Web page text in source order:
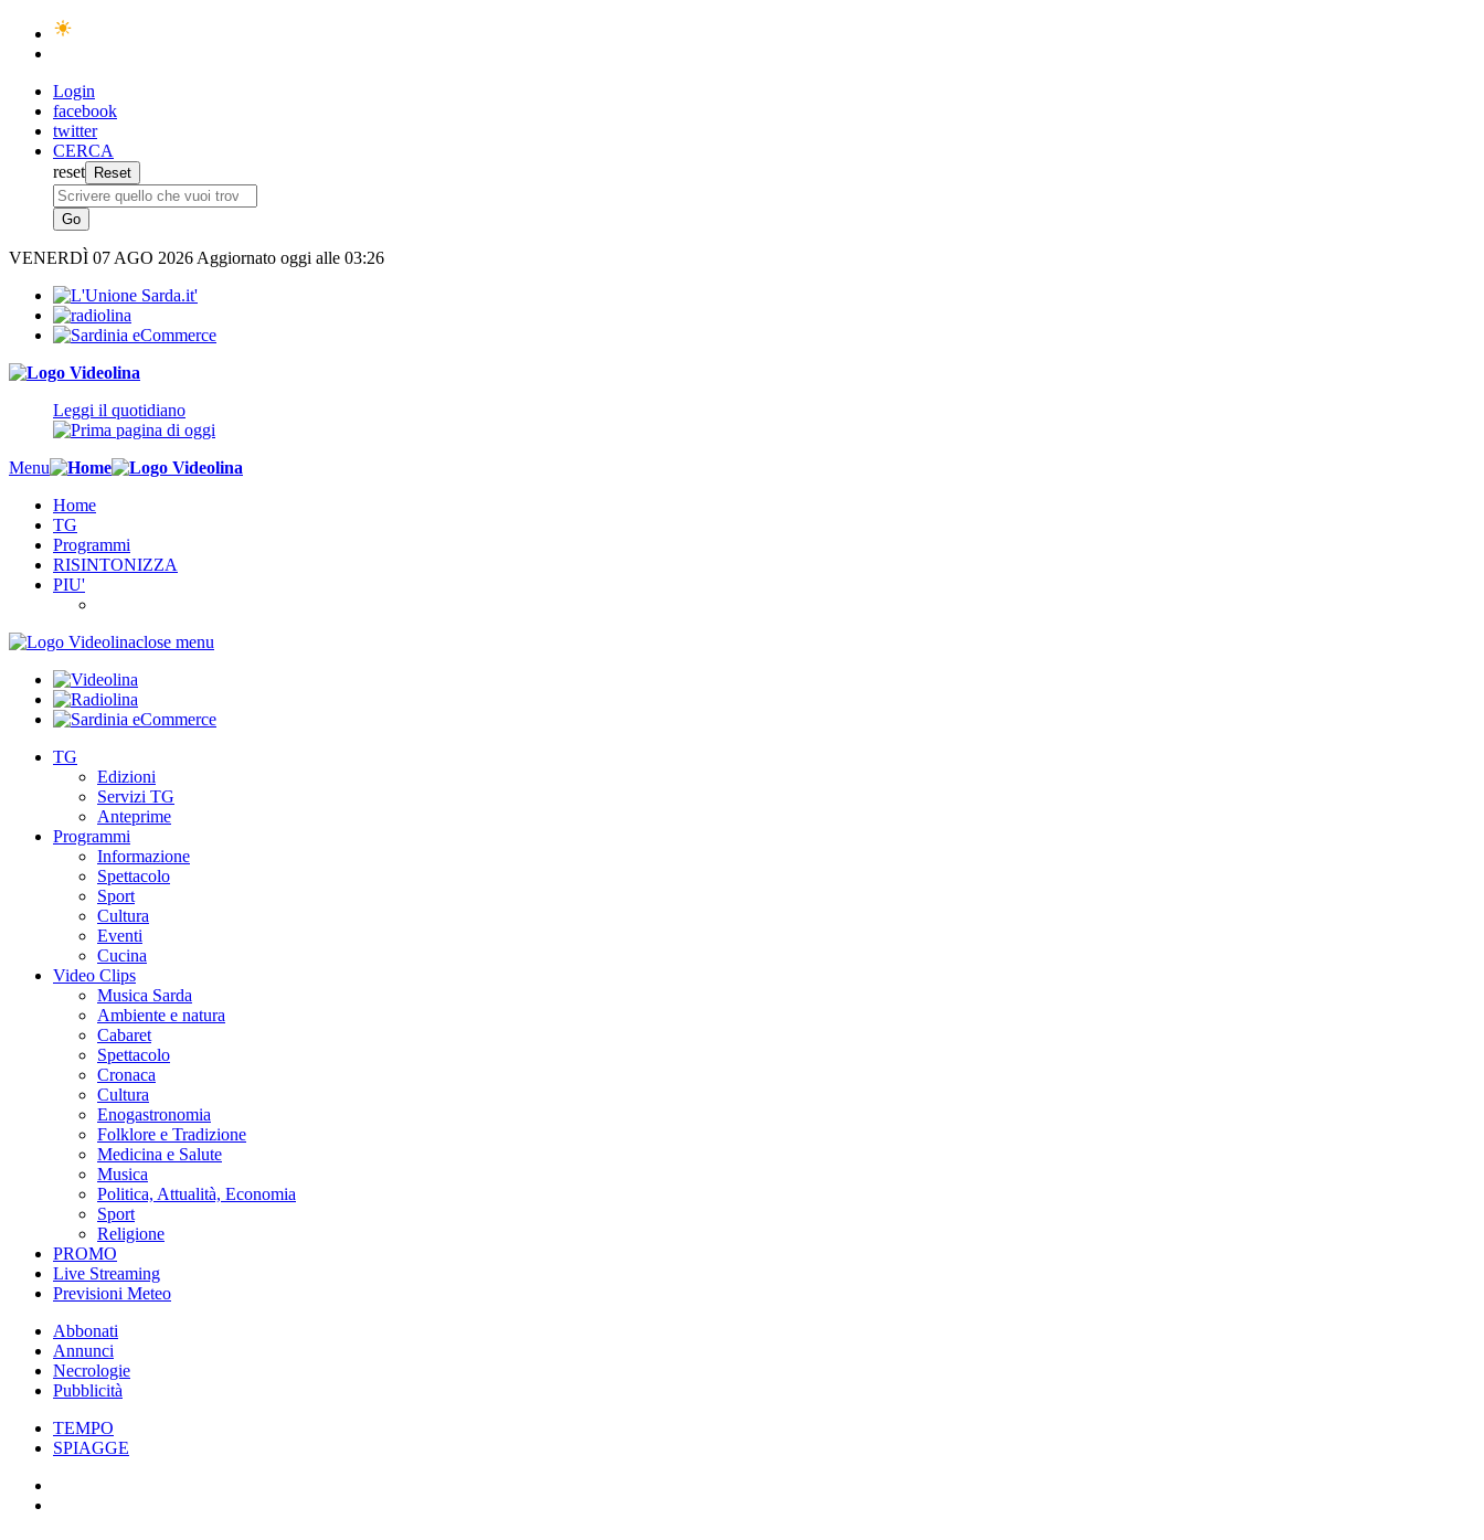
Login
facebook
twitter
CERCA
reset
VENERDÌ 07 AGO 2026 Aggiornato oggi alle 03:26
Leggi il quotidiano
Menu
Home
TG
Programmi
RISINTONIZZA
PIU'
close menu
TG
Edizioni
Servizi TG
Anteprime
Programmi
Informazione
Spettacolo
Sport
Cultura
Eventi
Cucina
Video Clips
Musica Sarda
Ambiente e natura
Cabaret
Spettacolo
Cronaca
Cultura
Enogastronomia
Folklore e Tradizione
Medicina e Salute
Musica
Politica, Attualità, Economia
Sport
Religione
PROMO
Live Streaming
Previsioni Meteo
Abbonati
Annunci
Necrologie
Pubblicità
TEMPO
SPIAGGE